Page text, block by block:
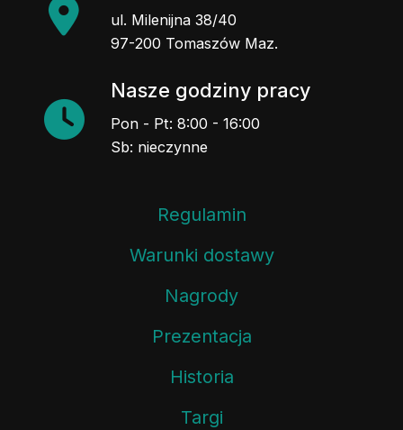
ul. Milenijna 38/40
97-200 Tomaszów Maz.
Nasze godziny pracy
Pon - Pt: 8:00 - 16:00
Sb: nieczynne
Regulamin
Warunki dostawy
Nagrody
Prezentacja
Historia
Targi